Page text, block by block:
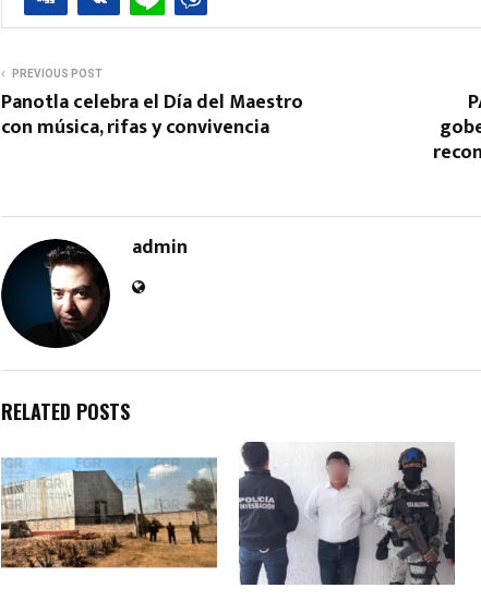
PREVIOUS POST
Panotla celebra el Día del Maestro
con música, rifas y convivencia
admin
RELATED POSTS